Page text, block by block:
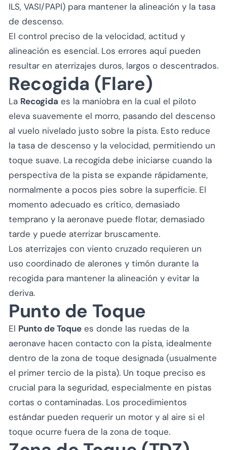
ILS, VASI/PAPI) para mantener la alineación y la tasa
de descenso.
El control preciso de la velocidad, actitud y
alineación es esencial. Los errores aquí pueden
resultar en aterrizajes duros, largos o descentrados.
Recogida (Flare)
La Recogida es la maniobra en la cual el piloto
eleva suavemente el morro, pasando del descenso
al vuelo nivelado justo sobre la pista. Esto reduce
la tasa de descenso y la velocidad, permitiendo un
toque suave. La recogida debe iniciarse cuando la
perspectiva de la pista se expande rápidamente,
normalmente a pocos pies sobre la superficie. El
momento adecuado es crítico, demasiado
temprano y la aeronave puede flotar, demasiado
tarde y puede aterrizar bruscamente.
Los aterrizajes con viento cruzado requieren un
uso coordinado de alerones y timón durante la
recogida para mantener la alineación y evitar la
deriva.
Punto de Toque
El Punto de Toque es donde las ruedas de la
aeronave hacen contacto con la pista, idealmente
dentro de la zona de toque designada (usualmente
el primer tercio de la pista). Un toque preciso es
crucial para la seguridad, especialmente en pistas
cortas o contaminadas. Los procedimientos
estándar pueden requerir un motor y al aire si el
toque ocurre fuera de la zona de toque.